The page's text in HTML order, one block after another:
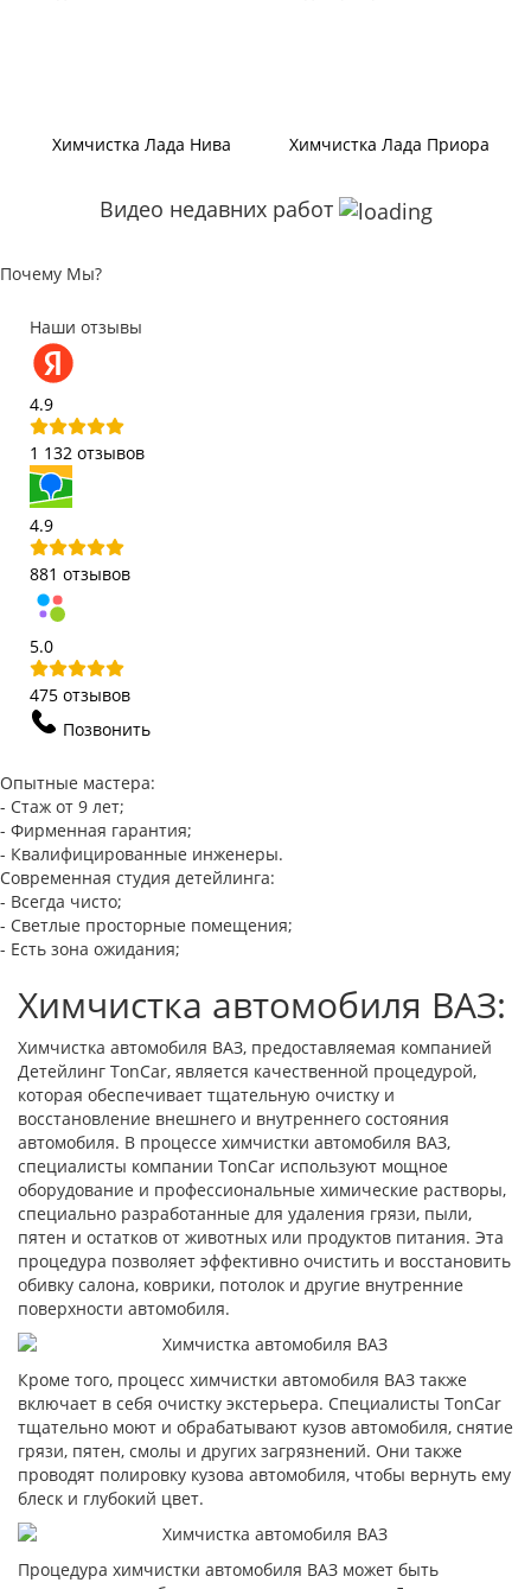
Химчистка Лада Нива Химчистка Лада Приора
Видео недавних работ
Почему Мы?
Наши отзывы
4.9
1 132 отзывов
4.9
881 отзывов
5.0
475 отзывов
Позвонить
Опытные мастера:
- Стаж от 9 лет;
- Фирменная гарантия;
- Квалифицированные инженеры.
Современная студия детейлинга:
- Всегда чисто;
- Светлые просторные помещения;
- Есть зона ожидания;
Химчистка автомобиля ВАЗ:
Химчистка автомобиля ВАЗ, предоставляемая компанией
Детейлинг TonCar, является качественной процедурой,
которая обеспечивает тщательную очистку и
восстановление внешнего и внутреннего состояния
автомобиля. В процессе химчистки автомобиля ВАЗ,
специалисты компании TonCar используют мощное
оборудование и профессиональные химические растворы,
специально разработанные для удаления грязи, пыли,
пятен и остатков от животных или продуктов питания. Эта
процедура позволяет эффективно очистить и восстановить
обивку салона, коврики, потолок и другие внутренние
поверхности автомобиля.
Кроме того, процесс химчистки автомобиля ВАЗ также
включает в себя очистку экстерьера. Специалисты TonCar
тщательно моют и обрабатывают кузов автомобиля, снятие
грязи, пятен, смолы и других загрязнений. Они также
проводят полировку кузова автомобиля, чтобы вернуть ему
блеск и глубокий цвет.
Процедура химчистки автомобиля ВАЗ может быть